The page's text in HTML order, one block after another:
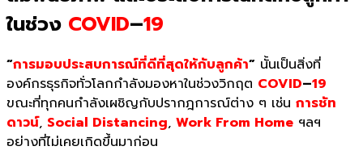
ในช่วง COVID–19
“การมอบประสบการณ์ที่ดีที่สุดให้กับลูกค้า” นั้นเป็นสิ่งที่
องค์กรธุรกิจทั่วโลกกำลังมองหาในช่วงวิกฤต COVID–19
ขณะที่ทุกคนกำลังเผชิญกับปรากฎการณ์ต่าง ๆ เช่น การชัท
ดาวน์, Social Distancing, Work From Home ฯลฯ
อย่างที่ไม่เคยเกิดขึ้นมาก่อน